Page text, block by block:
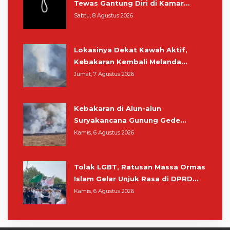
Tewas Gantung Diri di Kamar
Mandi
Sabtu, 8 Agustus 2026
Lokasinya Dekat Kawah Aktif,
Kebakaran Kembali Melanda
Kawasan Gunung Gede Pangrango
Jumat, 7 Agustus 2026
Kebakaran di Alun-alun
Suryakancana Gunung Gede
Pangrango, Relawan dan Warga
Kamis, 6 Agustus 2026
Tolak LGBT, Ratusan Massa Ormas
Islam Gelar Unjuk Rasa di DPRD
Cianjur
Kamis, 6 Agustus 2026